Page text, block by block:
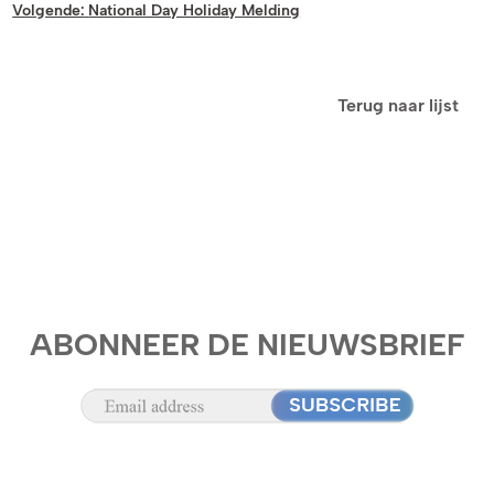
Volgende: National Day Holiday Melding
Terug naar lijst
ABONNEER DE NIEUWSBRIEF